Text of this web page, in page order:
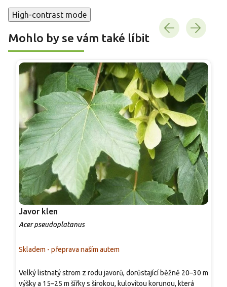
High-contrast mode
Mohlo by se vám také líbit
Javor klen
Acer pseudoplatanus
Skladem - přeprava naším autem
Velký listnatý strom z rodu javorů, dorůstající běžně 20–30 m
výšky a 15–25 m šířky s širokou, kulovitou korunou, která